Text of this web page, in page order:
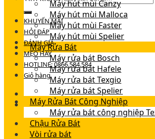
KHUYẾN MÃI
HỎI ĐÁP
ĐÁNH GIÁ
MẸO HAY
HOTLINE: 0866.584.584
Giỏ hàng
Máy hút mùi Canzy
Máy hút mùi Malloca
Máy hút mùi Faster
Máy hút mùi Spelier
Máy Rửa Bát
Máy rửa bát Bosch
Máy rửa bát Hafele
Máy rửa bát Texgio
Máy rửa bát Spelier
Máy Rửa Bát Công Nghiệp
Máy rửa bát công nghiệp
Chậu Rửa Bát
Vòi rửa bát